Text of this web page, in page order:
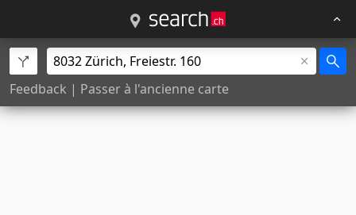
Feedback | Passer à l'ancienne carte